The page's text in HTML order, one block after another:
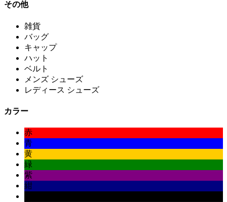
その他
雑貨
バッグ
キャップ
ハット
ベルト
メンズ シューズ
レディース シューズ
カラー
赤
青
黄
緑
紫
紺